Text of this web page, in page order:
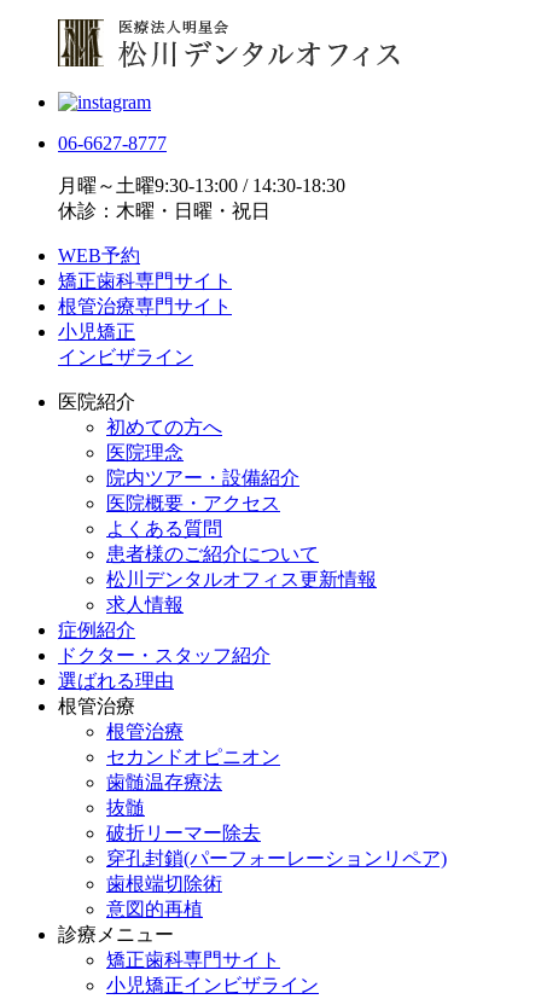
06-6627-8777
月曜～土曜9:30-13:00 / 14:30-18:30
休診：木曜・日曜・祝日
WEB予約
矯正歯科専門サイト
根管治療専門サイト
小児矯正
インビザライン
医院紹介
初めての方へ
医院理念
院内ツアー・設備紹介
医院概要・アクセス
よくある質問
患者様のご紹介について
松川デンタルオフィス更新情報
求人情報
症例紹介
ドクター・スタッフ紹介
選ばれる理由
根管治療
根管治療
セカンドオピニオン
歯髄温存療法
抜髄
破折リーマー除去
穿孔封鎖(パーフォーレーションリペア)
歯根端切除術
意図的再植
診療メニュー
矯正歯科専門サイト
小児矯正インビザライン